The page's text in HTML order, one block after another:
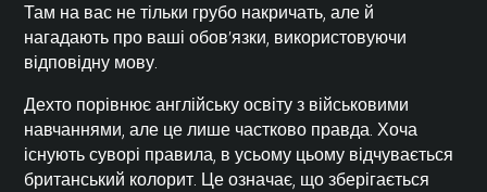
Там на вас не тільки грубо накричать, але й
нагадають про ваші обов’язки, використовуючи
відповідну мову.
Дехто порівнює англійську освіту з військовими
навчаннями, але це лише частково правда. Хоча
існують суворі правила, в усьому цьому відчувається
британський колорит. Це означає, що зберігається